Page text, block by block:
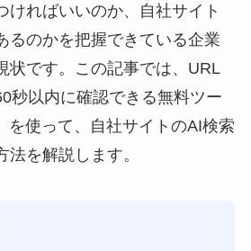
ければいいのか、自社サイト
るのかを把握できている企業
状です。この記事では、URL
秒以内に確認できる無料ツー
を使って、自社サイトのAI検索
を解説します。